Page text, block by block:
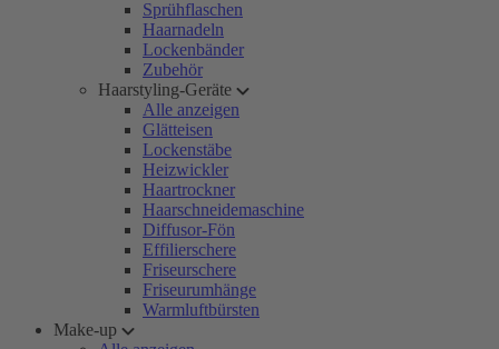
Sprühflaschen
Haarnadeln
Lockenbänder
Zubehör
Haarstyling-Geräte
Alle anzeigen
Glätteisen
Lockenstäbe
Heizwickler
Haartrockner
Haarschneidemaschine
Diffusor-Fön
Effilierschere
Friseurschere
Friseurumhänge
Warmluftbürsten
Make-up